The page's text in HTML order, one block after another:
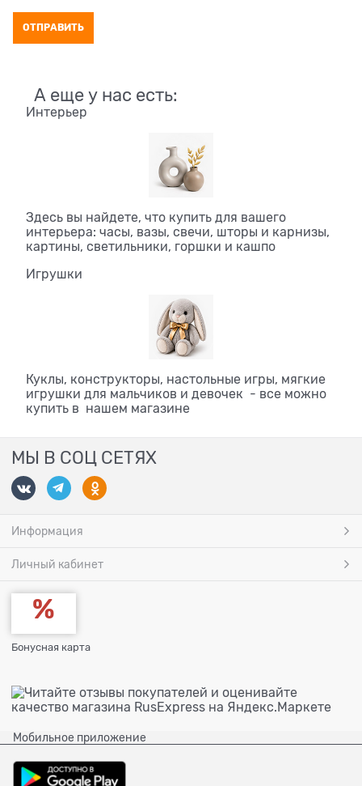
А еще у нас есть:
Интерьер
Здесь вы найдете, что купить для вашего
интерьера: часы, вазы, свечи, шторы и карнизы,
картины, светильники, горшки и кашпо
Игрушки
Куклы, конструкторы, настольные игры, мягкие
игрушки для мальчиков и девочек - все можно
купить в нашем магазине
МЫ В СОЦ СЕТЯХ
Информация
Личный кабинет
Бонусная карта
Мобильное приложение